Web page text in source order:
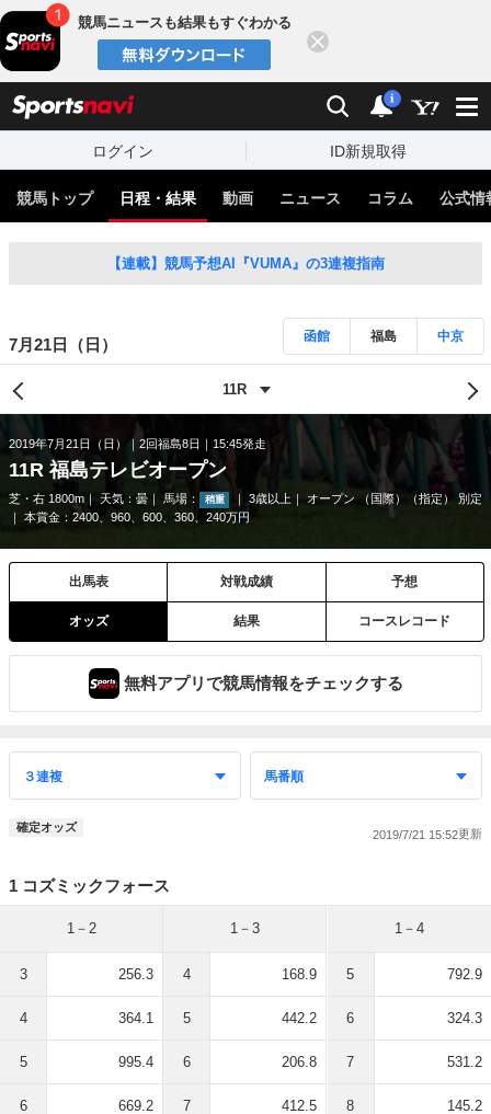
競馬ニュースも結果もすぐわかる
検索 通知
i
ログイン ID新規取得
競馬トップ 日程・結果 動画 ニュース コラム 公式情
【連載】競馬予想AI『VUMA』の3連複指南
7月21日（日） 函館 福島 中京
2019年7月21日（日） 2回福島8日 15:45発走
11R 福島テレビオープン
芝・右 1800m 天気： 曇 馬場： 稍重 3歳以上
オープン （国際）（指定） 別定
本賞金：2400、960、600、360、240万円
出馬表 対戦成績 予想
オッズ 結果 コースレコード
無料アプリで競馬情報をチェックする
確定オッズ
2019/7/21 15:52
1 コズミックフォース
1－2
3 256.3
4 364.1
5 995.4
6 669.2
1－3
4 168.9
5 442.2
6 206.8
7 412.5
1－4
5 792.9
6 324.3
7 531.2
8 145.2